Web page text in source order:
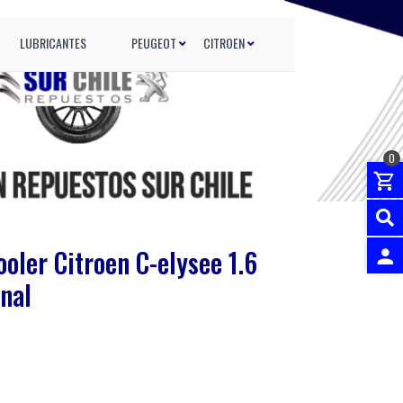
LUBRICANTES PEUGEOT CITROEN
0
Citroen C-elysee 1.6